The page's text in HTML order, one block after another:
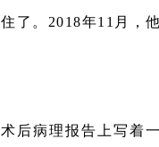
住了。2018年11月，
术后病理报告上写着